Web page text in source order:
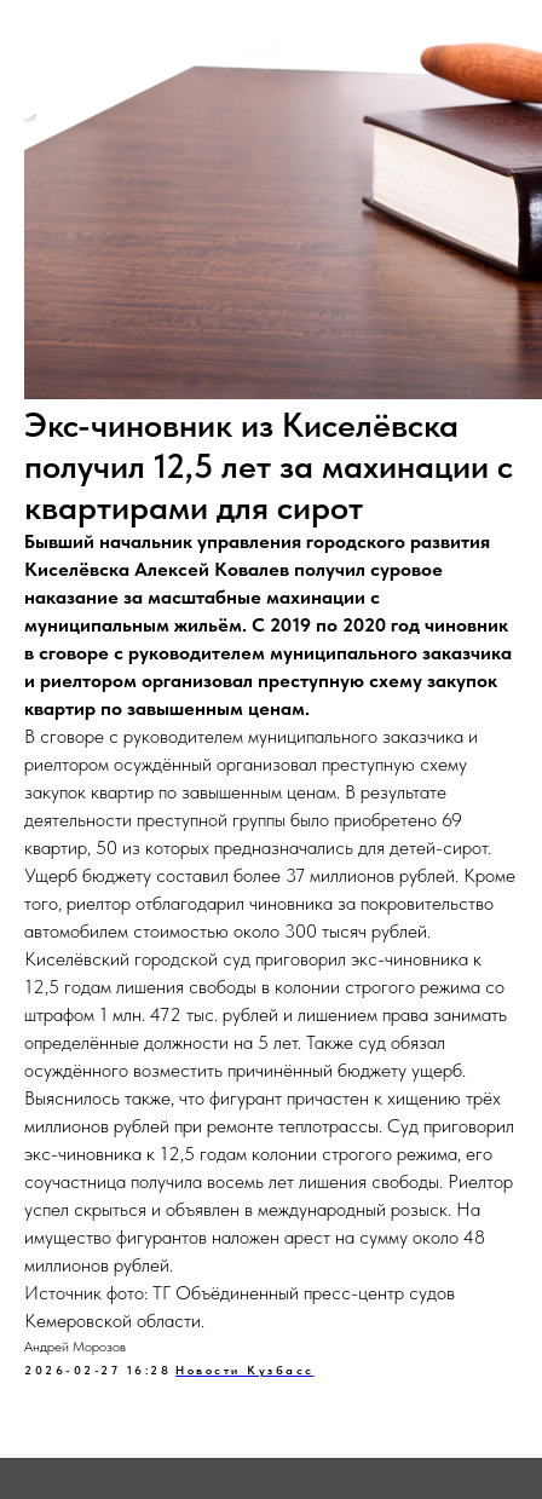
Экс-чиновник из Киселёвска
получил 12,5 лет за махинации с
квартирами для сирот
Бывший начальник управления городского развития
Киселёвска Алексей Ковалев получил суровое
наказание за масштабные махинации с
муниципальным жильём. С 2019 по 2020 год чиновник
в сговоре с руководителем муниципального заказчика
и риелтором организовал преступную схему закупок
квартир по завышенным ценам.
В сговоре с руководителем муниципального заказчика и
риелтором осуждённый организовал преступную схему
закупок квартир по завышенным ценам. В результате
деятельности преступной группы было приобретено 69
квартир, 50 из которых предназначались для детей-сирот.
Ущерб бюджету составил более 37 миллионов рублей. Кроме
того, риелтор отблагодарил чиновника за покровительство
автомобилем стоимостью около 300 тысяч рублей.
Киселёвский городской суд приговорил экс-чиновника к
12,5 годам лишения свободы в колонии строгого режима со
штрафом 1 млн. 472 тыс. рублей и лишением права занимать
определённые должности на 5 лет. Также суд обязал
осуждённого возместить причинённый бюджету ущерб.
Выяснилось также, что фигурант причастен к хищению трёх
миллионов рублей при ремонте теплотрассы. Суд приговорил
экс-чиновника к 12,5 годам колонии строгого режима, его
соучастница получила восемь лет лишения свободы. Риелтор
успел скрыться и объявлен в международный розыск. На
имущество фигурантов наложен арест на сумму около 48
миллионов рублей.
Источник фото: ТГ Объёдиненный пресс-центр судов
Кемеровской области.
Андрей Морозов
2026-02-27 16:28 Новости Кузбасс